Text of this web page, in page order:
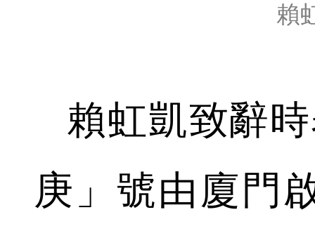
賴
賴虹凱致辭
庚」號由廈門